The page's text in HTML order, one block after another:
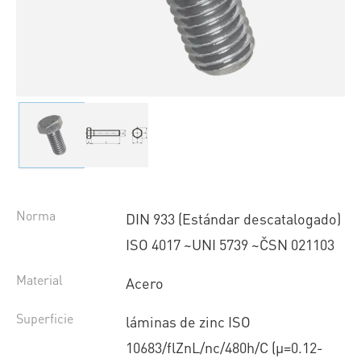
Norma
DIN 933 (Estándar descatalogado)
ISO 4017 ~UNI 5739 ~ČSN 021103
Material Acero
Superficie
láminas de zinc ISO
10683/flZnL/nc/480h/C (µ=0.12-